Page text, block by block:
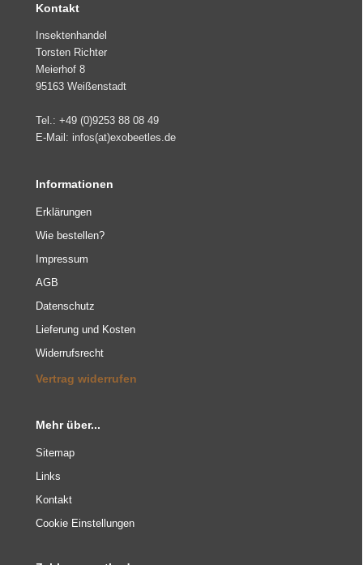
Kontakt
Insektenhandel
Torsten Richter
Meierhof 8
95163 Weißenstadt
Tel.: +49 (0)9253 88 08 49
E-Mail: infos(at)exobeetles.de
Informationen
Erklärungen
Wie bestellen?
Impressum
AGB
Datenschutz
Lieferung und Kosten
Widerrufsrecht
Vertrag widerrufen
Mehr über...
Sitemap
Links
Kontakt
Cookie Einstellungen